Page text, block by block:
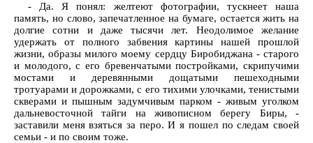
- Да. Я понял: желтеют фотографии, тускнеет наша
память, но слово, запечатленное на бумаге, остается жить на
долгие сотни и даже тысячи лет. Неодолимое желание
удержать от полного забвения картины нашей прошлой
жизни, образы милого моему сердцу Биробиджана - старого
и молодого, с его бревенчатыми постройками, скрипучими
мостами и деревянными дощатыми пешеходными
тротуарами и дорожками, с его тихими улочками, тенистыми
скверами и пышным задумчивым парком - живым уголком
дальневосточной тайги на живописном берегу Биры, -
заставили меня взяться за перо. И я пошел по следам своей
семьи - и по своим тоже.